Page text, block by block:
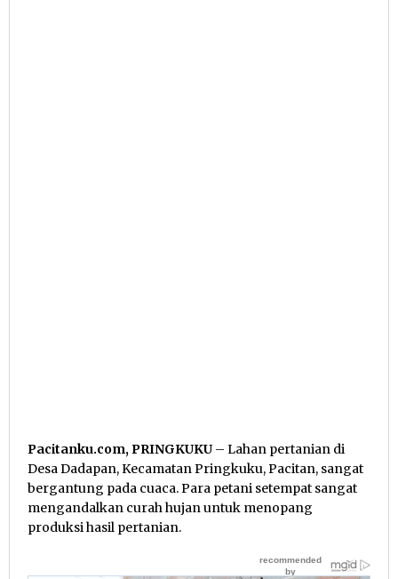
Pacitanku.com, PRINGKUKU – Lahan pertanian di
Desa Dadapan, Kecamatan Pringkuku, Pacitan, sangat
bergantung pada cuaca. Para petani setempat sangat
mengandalkan curah hujan untuk menopang
produksi hasil pertanian.